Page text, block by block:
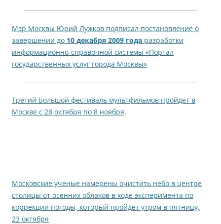
Мэр Москвы Юрий Лужков подписал постановление о
завершении до 10 декабря 2009 года разработки
информационно-справочной системы «Портал
государственных услуг города Москвы»
Третий Большой фестиваль мультфильмов пройдет в
Москве с 28 октября по 8 ноября.
Московские ученые намерены очистить небо в центре
столицы от осенних облаков в ходе эксперимента по
коррекции погоды, который пройдет утром в пятницу,
23 октября